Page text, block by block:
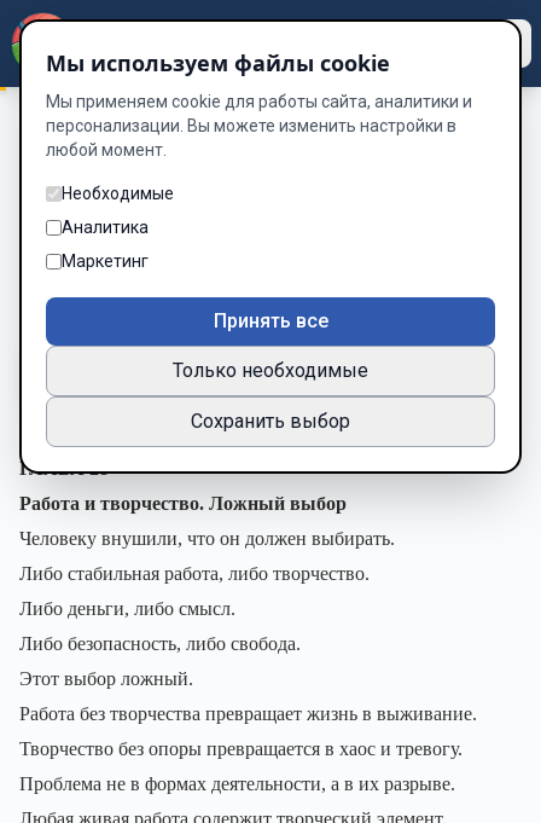
МОГУЧИЙ ЧЕЛОВЕК
Ложный выбор
ГЛАВА 28. Работа и творчество.
Ложный выбор
Глава 30 из 34
Шрифт
ГЛАВА 28
Работа и творчество. Ложный выбор
Человеку внушили, что он должен выбирать.
Либо стабильная работа, либо творчество.
Либо деньги, либо смысл.
Либо безопасность, либо свобода.
Этот выбор ложный.
Работа без творчества превращает жизнь в выживание.
Творчество без опоры превращается в хаос и тревогу.
Проблема не в формах деятельности, а в их разрыве.
Любая живая работа содержит творческий элемент.
Мы используем файлы cookie
Мы применяем cookie для работы сайта, аналитики и
персонализации. Вы можете изменить настройки в
любой момент.
Необходимые
Аналитика
Маркетинг
Принять все
Только необходимые
Сохранить выбор